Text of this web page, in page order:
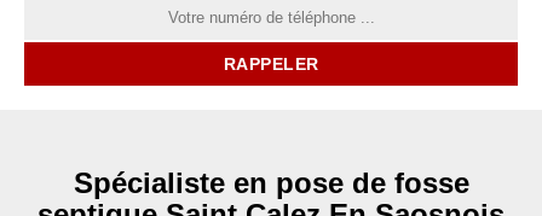
Spécialiste en pose de fosse